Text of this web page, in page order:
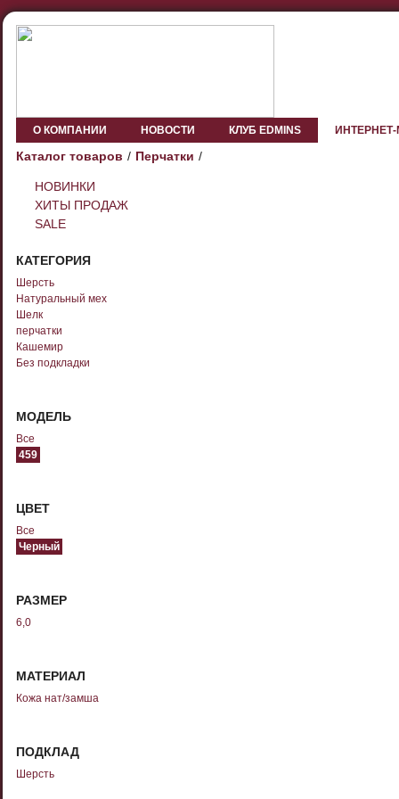
О КОМПАНИИ НОВОСТИ КЛУБ EDMINS
Каталог товаров Перчатки
НОВИНКИ
ХИТЫ ПРОДАЖ
SALE
КАТЕГОРИЯ
Шерсть
Натуральный мех
Шелк
перчатки
Кашемир
Без подкладки
МОДЕЛЬ
Все
459
ЦВЕТ
Все
Черный
РАЗМЕР
6,0
МАТЕРИАЛ
Кожа нат/замша
ПОДКЛАД
Шерсть